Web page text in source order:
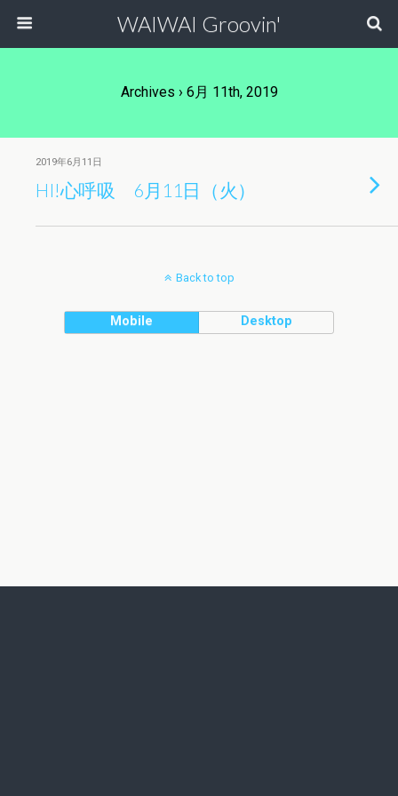
WAIWAI Groovin'
Archives › 6月 11th, 2019
2019年6月11日
HI!心呼吸 6月11日（火）
Back to top
Mobile Desktop